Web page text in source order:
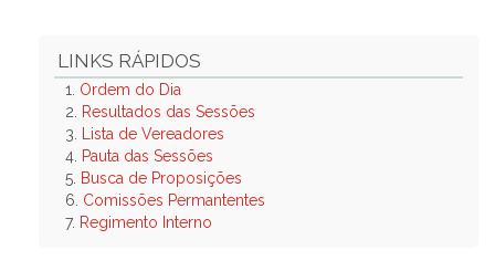
LINKS RÁPIDOS
1. Ordem do Dia
2.
Resultados das Sessões
3.
Lista de Vereadores
4. Pauta das Sessões
5. Busca de Proposições
6. Comissões Permantentes
7. Regimento Interno